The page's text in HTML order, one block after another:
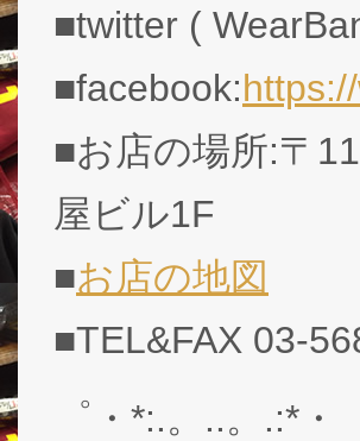
■twitter (
■facebook:
■お店の場所:〒
屋ビル1F
■お店の地図
■TEL&FAX 03-
゜・*:.。..。.:*